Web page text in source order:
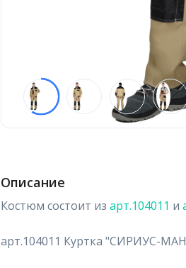
Описание
Костюм состоит из арт.104011 и
арт.104011 Куртка "СИРИУС-